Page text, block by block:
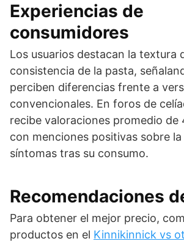
Experiencias de
consumidores
Los usuarios destacan la textura
consistencia de la pasta,
perciben diferencias frente a
convencionales. En foros de
recibe valoraciones promedio de
con menciones positivas sobre la
síntomas tras su consumo.
Recomendaciones
Para obtener el mejor precio,
productos en el Kinnikinnick vs